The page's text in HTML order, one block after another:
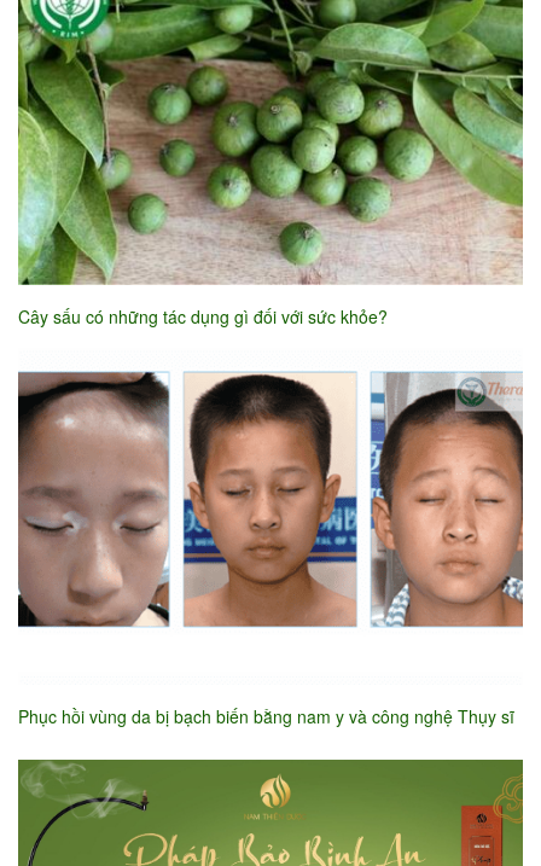
Cây sấu có những tác dụng gì đối với sức khỏe?
Phục hồi vùng da bị bạch biến bằng nam y và công nghệ Thụy sĩ